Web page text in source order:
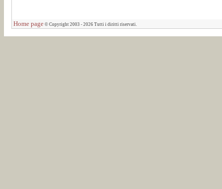
Home page © Copyright 2003 - 2026 Tutti i diritti riservati.